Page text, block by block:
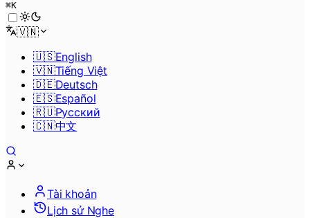
⌘K
🇻🇳
🇺🇸English
🇻🇳Tiếng Việt
🇩🇪Deutsch
🇪🇸Español
🇷🇺Pусский
🇨🇳中文
Tài khoản
Lịch sử Nghe